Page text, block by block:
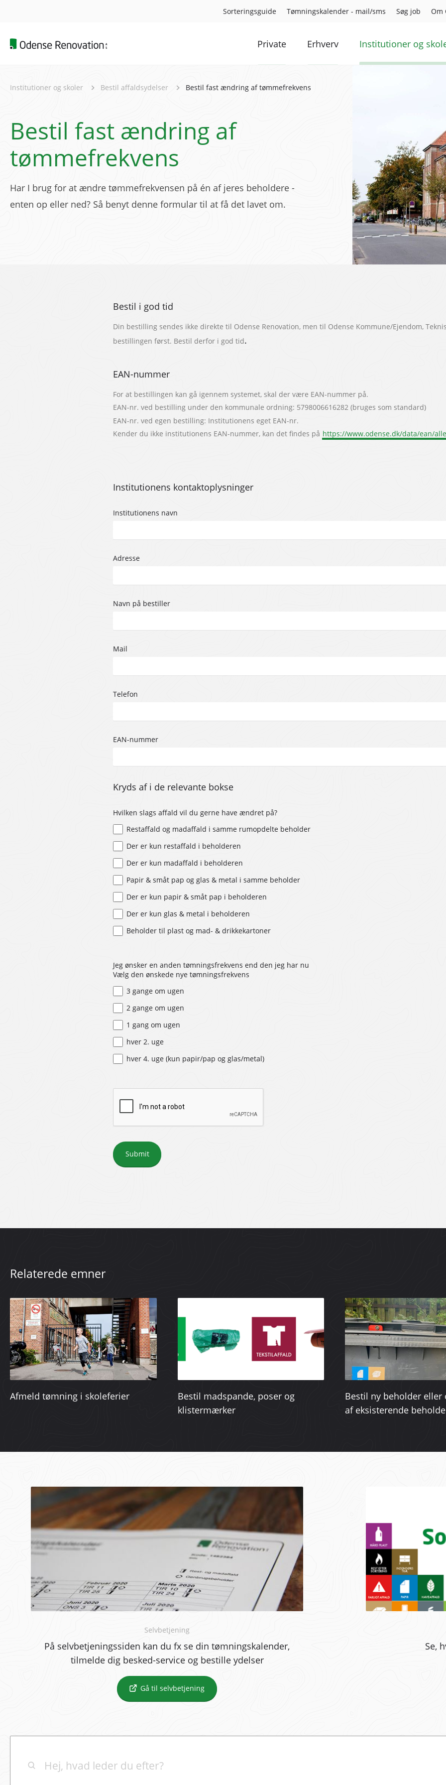
Sorteringsguide Tømningskalender - mail/sms Søg job Om
Private Erhverv Institutioner og
Institutioner og skoler Bestil affaldsydelser Bestil fast ændring af tømmefrekvens
Bestil fast ændring af
tømmefrekvens
Har I brug for at ændre tømmefrekvensen på én af jeres beholdere -
enten op eller ned? Så benyt denne formular til at få det lavet om.
Bestil i god tid
Din bestilling sendes ikke direkte til Odense Renovation, men til Odense Kommune/Ejendom,
bestillingen først. Bestil derfor i god tid.
EAN-nummer
For at bestillingen kan gå igennem systemet, skal der være EAN-nummer på.
EAN-nr. ved bestilling under den kommunale ordning: 5798006616282 (bruges som standard)
EAN-nr. ved egen bestilling: Institutionens eget EAN-nr.
Kender du ikke institutionens EAN-nummer, kan det findes på https://www.odense.dk/data/ean/
Institutionens kontaktoplysninger
Institutionens navn
Adresse
Navn på bestiller
Mail
Telefon
EAN-nummer
Kryds af i de relevante bokse
Hvilken slags affald vil du gerne have ændret på?
Restaffald og madaffald i samme rumopdelte beholder
Der er kun restaffald i beholderen
Der er kun madaffald i beholderen
Papir & småt pap og glas & metal i samme beholder
Der er kun papir & småt pap i beholderen
Der er kun glas & metal i beholderen
Beholder til plast og mad- & drikkekartoner
Jeg ønsker en anden tømningsfrekvens end den jeg har nu
Vælg den ønskede nye tømningsfrekvens
3 gange om ugen
2 gange om ugen
1 gang om ugen
hver 2. uge
hver 4. uge (kun papir/pap og glas/metal)
Submit
Relaterede emner
Afmeld tømning i skoleferier
Bestil madspande, poser og
klistermærker
Bestil ny beholder eller
af eksisterende
Selvbetjening
På selvbetjeningssiden kan du fx se din tømningskalender,
tilmelde dig besked-service og bestille ydelser
Gå til selvbetjening
Se,